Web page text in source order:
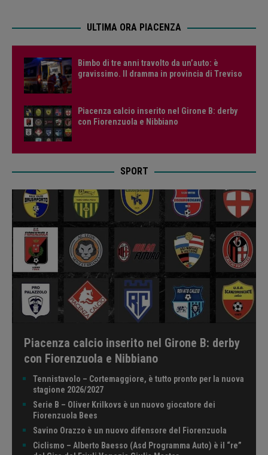
ULTIMA ORA PIACENZA
Bimbo di tre anni travolto da un’auto: è
gravissimo. Il dramma in provincia di Treviso
Piacenza calcio inserito nel Girone B: derby
con Fiorenzuola e Nibbiano
SPORT
Piacenza calcio inserito nel Girone B: derby
con Fiorenzuola e Nibbiano
Tennistavolo – Cortemaggiore, è tutto pronto per la nuova
stagione 2026/2027
Serie B – Oliver Krilkovs è un nuovo giocatore dei
Fiorenzuola Bees
Savino Orazzo è un nuovo difensore del Fiorenzuola
Ciclismo – Alberto Baesso (Asd Programma Auto) è il “re”